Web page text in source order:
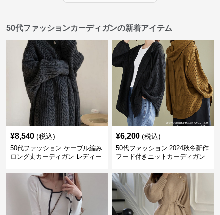
50代ファッションカーディガンの新着アイテム
¥8,540 (税込)
50代ファッション ケーブル編み
ロング丈カーディガン レディー
¥6,200 (税込)
50代ファッション 2024秋冬新作
フード付きニットカーディガン